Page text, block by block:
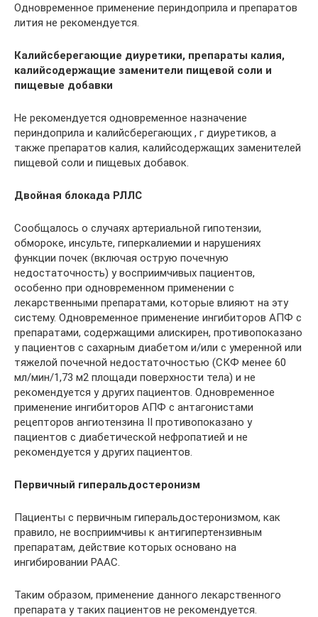
Одновременное применение периндоприла и препаратов
лития не рекомендуется.
Калийсберегающие диуретики, препараты калия,
калийсодержащие заменители пищевой соли и
пищевые добавки
He рекомендуется одновременное назначение
периндоприла и калийсберегающих , г диуретиков, а
также препаратов калия, калийсодержащих заменителей
пищевой соли и пищевых добавок.
Двойная блокада РЛЛС
Сообщалось о случаях артериальной гипотензии,
обмороке, инсульте, гиперкалиемии и нарушениях
функции почек (включая острую почечную
недостаточность) у восприимчивых пациентов,
особенно при одновременном применении с
лекарственными препаратами, которые влияют на эту
систему. Одновременное применение ингибиторов АПФ с
препаратами, содержащими алискирен, противопоказано
у пациентов с сахарным диабетом и/или с умеренной или
тяжелой почечной недостаточностью (СКФ менее 60
мл/мин/1,73 м2 площади поверхности тела) и не
рекомендуется у других пациентов. Одновременное
применение ингибиторов АПФ с антагонистами
рецепторов ангиотензина II противопоказано у
пациентов с диабетической нефропатией и не
рекомендуется у других пациентов.
Первичный гиперальдостеронизм
Пациенты с первичным гиперальдостеронизмом, как
правило, не восприимчивы к антигипертензивным
препаратам, действие которых основано на
ингибировании РААС.
Таким образом, применение данного лекарственного
препарата у таких пациентов не рекомендуется.